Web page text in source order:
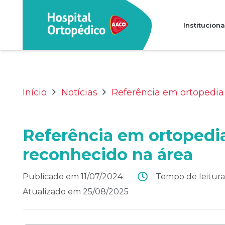
Início Notícias Referência em
Referência em
reconhecido na área
Publicado em 11/07/2024 Tempo de
Atualizado em 25/08/2025